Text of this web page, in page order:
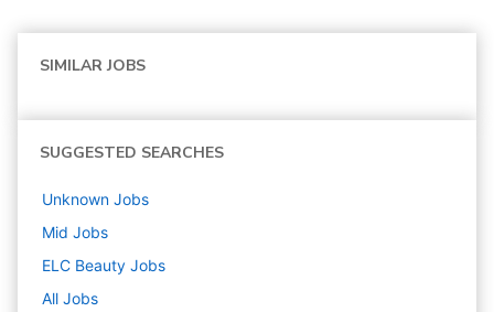
SIMILAR JOBS
SUGGESTED SEARCHES
Unknown Jobs
Mid Jobs
ELC Beauty Jobs
All Jobs